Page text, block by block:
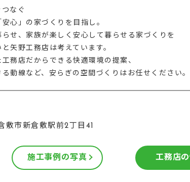
なぐ
安心」の家づくりを目指し。
せ、家族が楽しく安心して暮らせる家づくりを
矢野工務店は考えています。
務店だからできる快適環境の提案、
動線など、安らぎの空間づくりはお任せください。
敷市新倉敷駅前2丁目41
施工事例の写真 工務店